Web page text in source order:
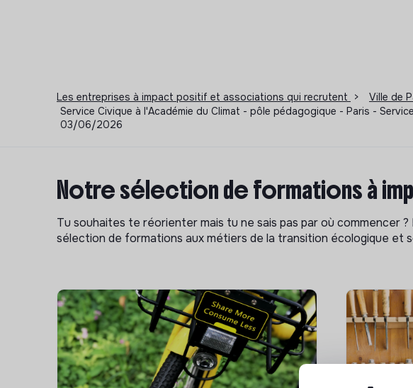
Les entreprises à impact positif et associations qui recrutent > Ville de
Service Civique à l'Académie du Climat - pôle pédagogique - Paris -
03/06/2026
Notre sélection de formations à
Tu souhaites te réorienter mais tu ne sais pas par où commencer
sélection de formations aux métiers de la transition écologique et